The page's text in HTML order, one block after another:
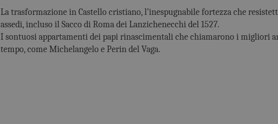
La trasformazione in Castello cristiano, l’inespugnabile fortezza che
assedi, incluso il Sacco di Roma dei Lanzichenecchi del 1527.
I sontuosi appartamenti dei papi rinascimentali che chiamarono i migliori
tempo, come Michelangelo e Perin del Vaga.